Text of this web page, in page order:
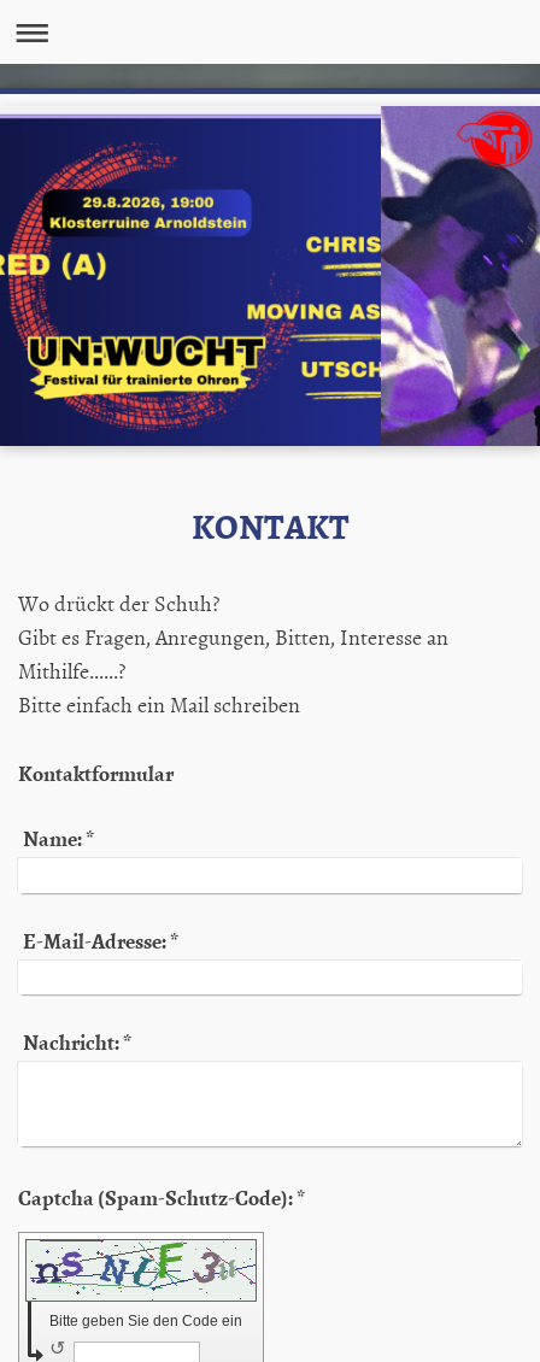
KONTAKT
Wo drückt der Schuh?
Gibt es Fragen, Anregungen, Bitten, Interesse an
Mithilfe......?
Bitte einfach ein Mail schreiben
Kontaktformular
Name:*
E-Mail-Adresse:*
Nachricht:*
Captcha (Spam-Schutz-Code): *
Bitte geben Sie den Code ein
↺